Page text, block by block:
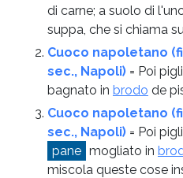
di carne; a suolo di
suppa, che si chiama
Cuoco napoletano
sec., Napoli) = Poi
bagnato in brodo de
Cuoco napoletano
sec., Napoli) = Poi
pane mogliato in
miscola queste cose